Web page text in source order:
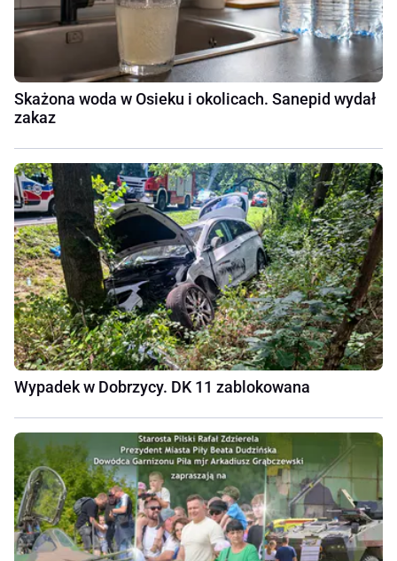
Skażona woda w Osieku i okolicach. Sanepid wydał
zakaz
Wypadek w Dobrzycy. DK 11 zablokowana